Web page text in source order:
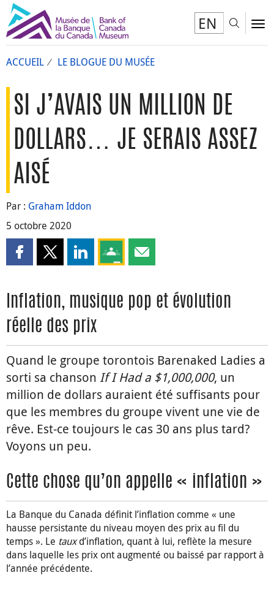
EN
ACCUEIL LE BLOGUE DU MUSÉE
SI J’AVAIS UN MILLION DE
DOLLARS… JE SERAIS ASSEZ
AISÉ
Par : Graham Iddon
5 octobre 2020
Partager cette page sur Facebook
Partager cette page sur X
Partager cette page sur LinkedIn
Partagez cette page sur Google
Partager cette page par
Inflation, musique pop et évolution
réelle des prix
Quand le groupe torontois Barenaked Ladies a
sorti sa chanson If I Had a $1,000,000, un
million de dollars auraient été suffisants pour
que les membres du groupe vivent une vie de
rêve. Est-ce toujours le cas 30 ans plus tard?
Voyons un peu.
Cette chose qu’on appelle « inflation »
La Banque du Canada définit l’inflation comme « une
hausse persistante du niveau moyen des prix au fil du
temps ». Le tauxd’inflation, quant à lui, reflète la mesure
dans laquelle les prix ont augmenté ou baissé par rapport à
l’année précédente.